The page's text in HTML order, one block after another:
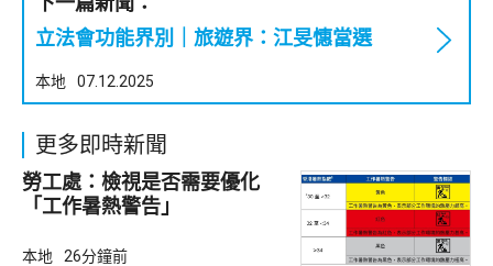
立法會功能界別｜旅遊界：江旻憓當選
本地 07.12.2025
更多即時新聞
勞工處：檢視是否需要優化
「工作暑熱警告」
本地 26分鐘前